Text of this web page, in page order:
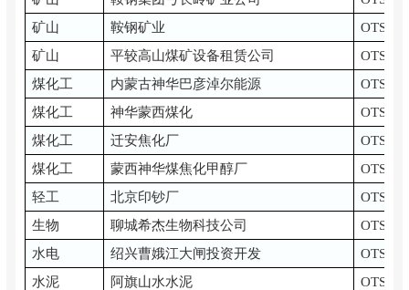
矿山
鞍钢矿业
OTS-EH
矿山
平较高山煤矿设备租赁公司
OTS-CH
煤化工
内蒙古神华巴彦淖尔能源
OTS-B
煤化工
神华蒙西煤化
OTS-BH
煤化工
迁安焦化厂
OTS-C
煤化工
蒙西神华煤焦化甲醇厂
OTS-B
轻工
北京印钞厂
OTS-CH
生物
聊城希杰生物科技公司
OTS-BH
水电
绍兴曹娥江大闸投资开发
OTS-BH
水泥
阿旗山水水泥
OTS-B